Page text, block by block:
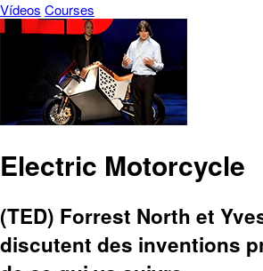
Vídeos Courses
Electric Motorcycle
(TED) Forrest North et
discutent des inventions